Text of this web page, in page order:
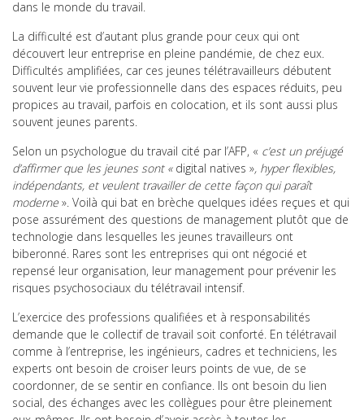
dans le monde du travail.
La difficulté est d’autant plus grande pour ceux qui ont
découvert leur entreprise en pleine pandémie, de chez eux.
Difficultés amplifiées, car ces jeunes télétravailleurs débutent
souvent leur vie professionnelle dans des espaces réduits, peu
propices au travail, parfois en colocation, et ils sont aussi plus
souvent jeunes parents.
Selon un psychologue du travail cité par l’AFP, « c’est un préjugé
d’affirmer que les jeunes sont « digital natives », hyper flexibles,
indépendants, et veulent travailler de cette façon qui paraît
moderne ». Voilà qui bat en brèche quelques idées reçues et qui
pose assurément des questions de management plutôt que de
technologie dans lesquelles les jeunes travailleurs ont
biberonné. Rares sont les entreprises qui ont négocié et
repensé leur organisation, leur management pour prévenir les
risques psychosociaux du télétravail intensif.
L’exercice des professions qualifiées et à responsabilités
demande que le collectif de travail soit conforté. En télétravail
comme à l’entreprise, les ingénieurs, cadres et techniciens, les
experts ont besoin de croiser leurs points de vue, de se
coordonner, de se sentir en confiance. Ils ont besoin du lien
social, des échanges avec les collègues pour être pleinement